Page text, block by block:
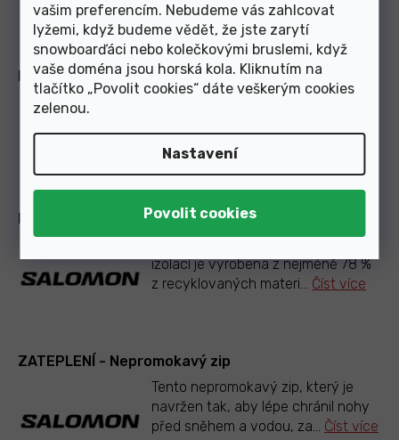
vašim preferencím. Nebudeme vás zahlcovat
lyžemi, když budeme vědět, že jste zarytí
snowboarďáci nebo kolečkovými bruslemi, když
vaše doména jsou horská kola. Kliknutím na
tlačítko „Povolit cookies“ dáte veškerým cookies
zelenou.
Nastavení
MANŽETA - Racing Skate
PODŠÍVKA - Thinsulate™ R 78 %
izolací je vyrobena z nejméně 78 %
z recyklovaných materi... Číst více
ZATEPLENÍ - Nepromokavý zip
Tento nepromokavý zip, který je
navržen tak, aby lépe chránil nohy
před sněhem a vodou, za... Číst více